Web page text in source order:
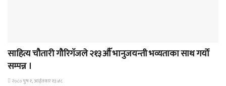
साहित्य चौतारी गौरिगॅजले २१३औॅ भानुजयन्ती भव्यताका साथ गर्यो
सम्पन्न ।
२०८० पुष १, आईतवार १३:४८